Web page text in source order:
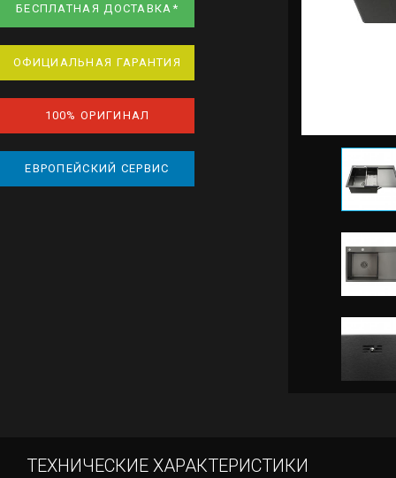
БЕСПЛАТНАЯ ДОСТАВКА*
ОФИЦИАЛЬНАЯ ГАРАНТИЯ
100% ОРИГИНАЛ
ЕВРОПЕЙСКИЙ СЕРВИС
ТЕХНИЧЕСКИЕ ХАРАКТЕРИСТИКИ